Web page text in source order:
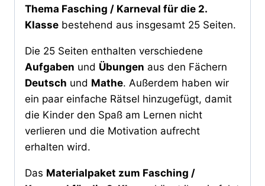
Thema Fasching / Karneval für die 2.
Klasse bestehend aus insgesamt 25 Seiten.
Die 25 Seiten enthalten verschiedene
Aufgaben und Übungen aus den Fächern
Deutsch und Mathe. Außerdem haben wir
ein paar einfache Rätsel hinzugefügt, damit
die Kinder den Spaß am Lernen nicht
verlieren und die Motivation aufrecht
erhalten wird.
Das Materialpaket zum Fasching /